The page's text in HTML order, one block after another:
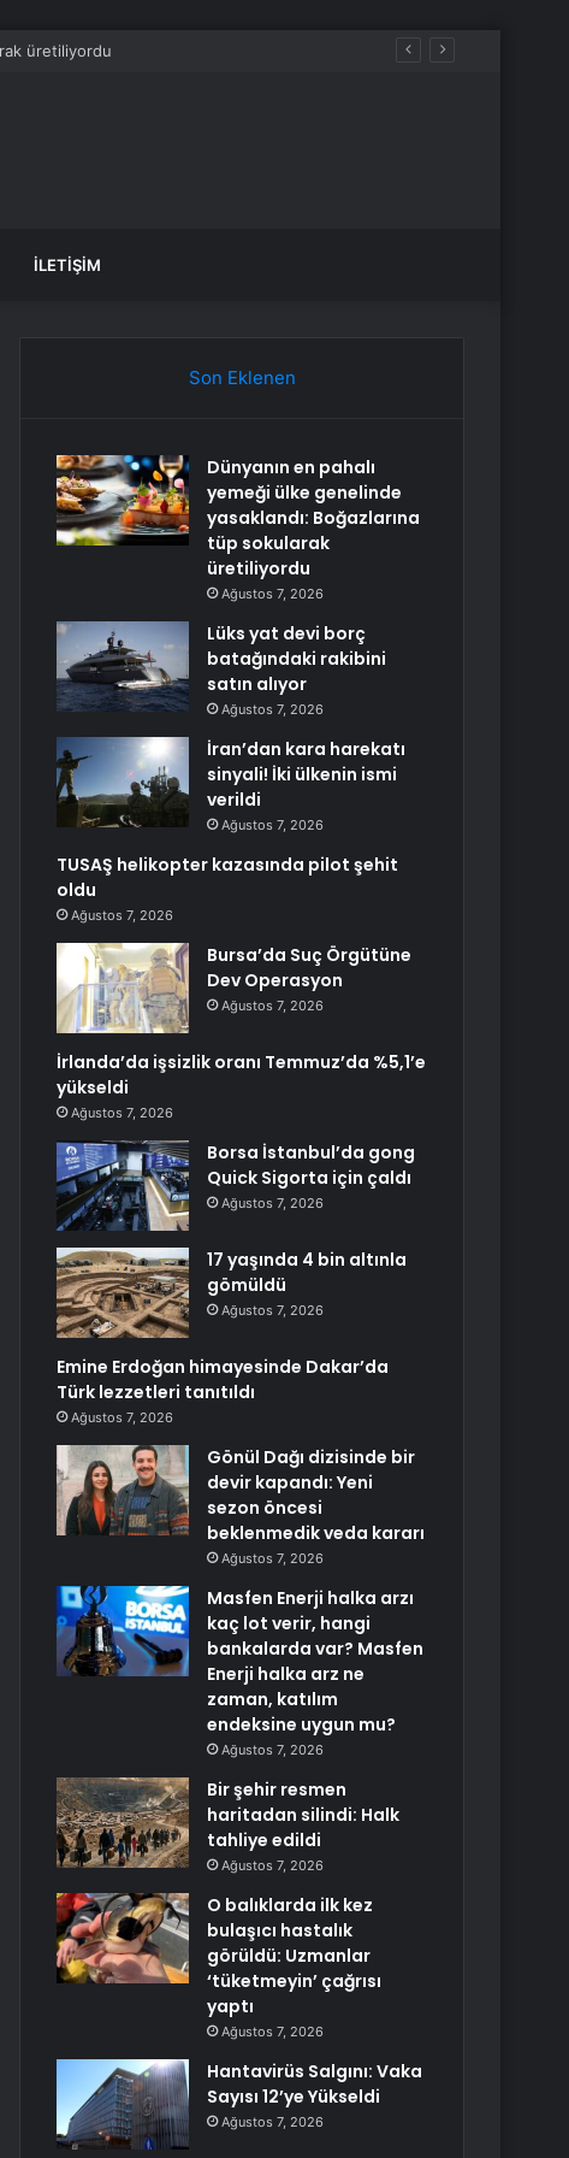
İLETIŞIM
Son Eklenen
Dünyanın en pahalı
yemeği ülke genelinde
yasaklandı: Boğazlarına
tüp sokularak
üretiliyordu
Ağustos 7, 2026
Lüks yat devi borç
batağındaki rakibini
satın alıyor
Ağustos 7, 2026
İran’dan kara harekatı
sinyali! İki ülkenin ismi
verildi
Ağustos 7, 2026
TUSAŞ helikopter kazasında pilot şehit
oldu
Ağustos 7, 2026
Bursa’da Suç Örgütüne
Dev Operasyon
Ağustos 7, 2026
İrlanda’da işsizlik oranı Temmuz’da %5,1’e
yükseldi
Ağustos 7, 2026
Borsa İstanbul’da gong
Quick Sigorta için çaldı
Ağustos 7, 2026
17 yaşında 4 bin altınla
gömüldü
Ağustos 7, 2026
Emine Erdoğan himayesinde Dakar’da
Türk lezzetleri tanıtıldı
Ağustos 7, 2026
Gönül Dağı dizisinde bir
devir kapandı: Yeni
sezon öncesi
beklenmedik veda kararı
Ağustos 7, 2026
Masfen Enerji halka arzı
kaç lot verir, hangi
bankalarda var? Masfen
Enerji halka arz ne
zaman, katılım
endeksine uygun mu?
Ağustos 7, 2026
Bir şehir resmen
haritadan silindi: Halk
tahliye edildi
Ağustos 7, 2026
O balıklarda ilk kez
bulaşıcı hastalık
görüldü: Uzmanlar
‘tüketmeyin’ çağrısı
yaptı
Ağustos 7, 2026
Hantavirüs Salgını: Vaka
Sayısı 12’ye Yükseldi
Ağustos 7, 2026